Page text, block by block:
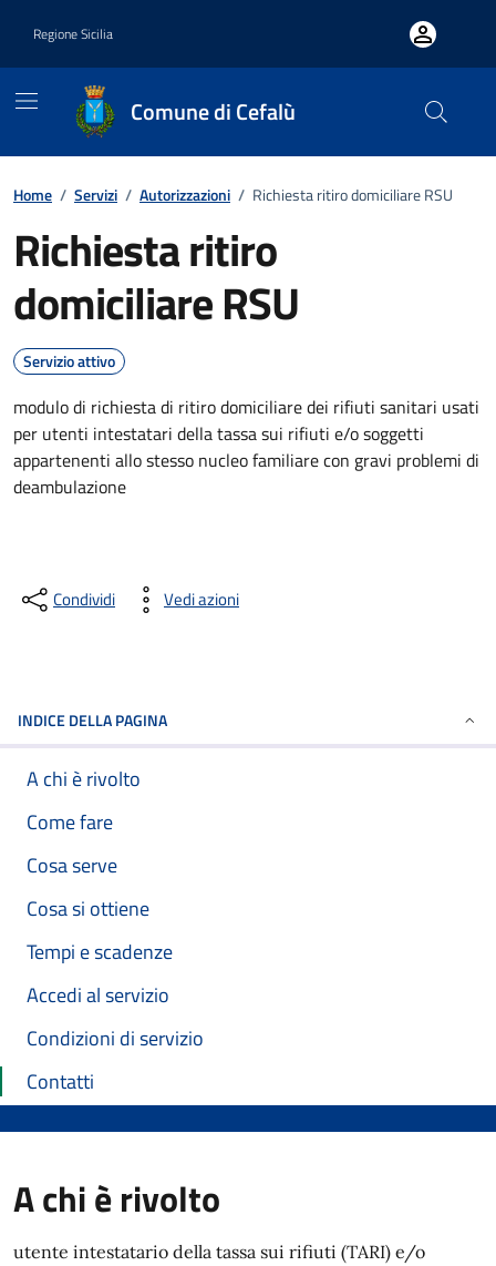
Regione Sicilia
Comune di Cefalù
Home / Servizi / Autorizzazioni / Richiesta ritiro domiciliare RSU
Richiesta ritiro
domiciliare RSU
Servizio attivo
modulo di richiesta di ritiro domiciliare dei rifiuti sanitari usati
per utenti intestatari della tassa sui rifiuti e/o soggetti
appartenenti allo stesso nucleo familiare con gravi problemi di
deambulazione
Condividi Vedi azioni
INDICE DELLA PAGINA
A chi è rivolto
Come fare
Cosa serve
Cosa si ottiene
Tempi e scadenze
Accedi al servizio
Condizioni di servizio
Contatti
A chi è rivolto
utente intestatario della tassa sui rifiuti (TARI) e/o